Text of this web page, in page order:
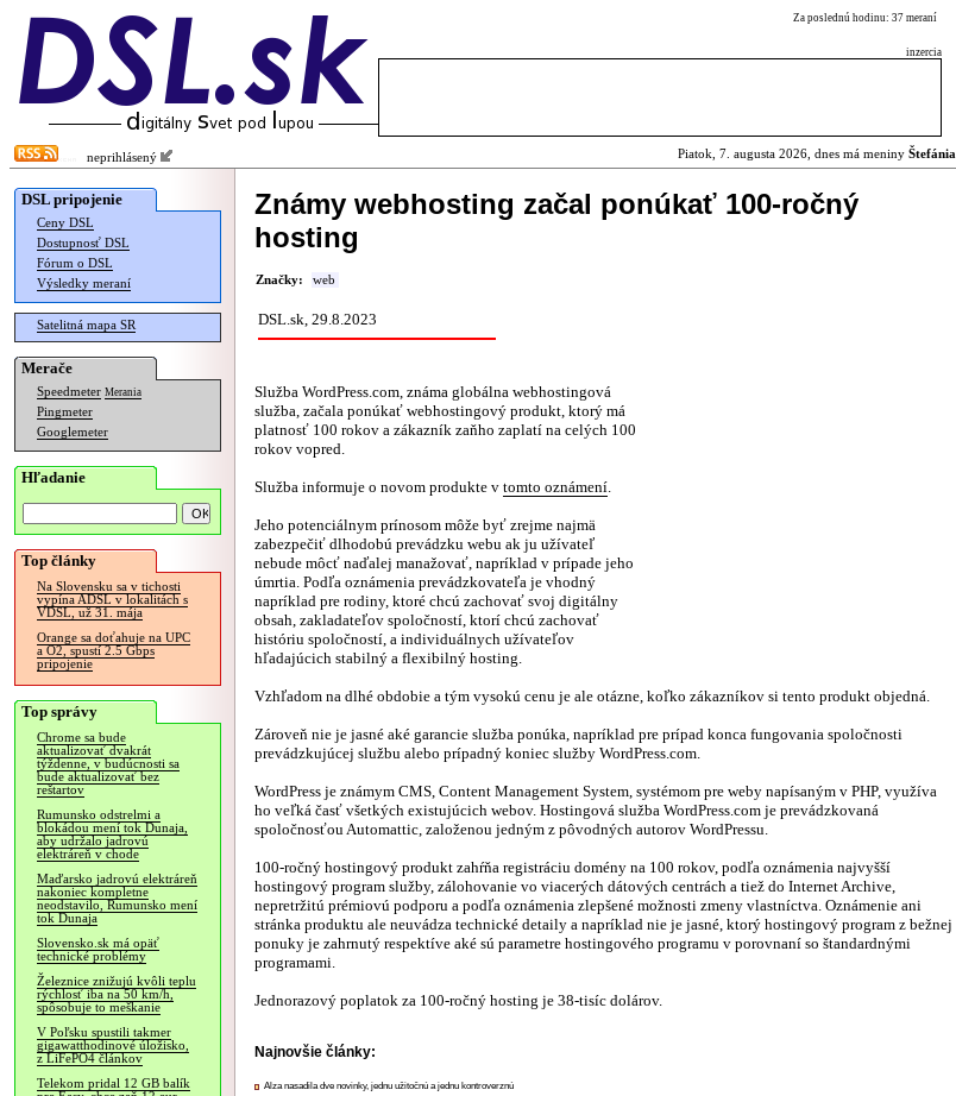
Za poslednú hodinu: 37 meraní
inzercia
neprihlásený Piatok, 7. augusta 2026, dnes má meniny Štefánia
DSL pripojenie
Ceny DSL
Dostupnosť DSL
Fórum o DSL
Výsledky meraní
Satelitná mapa SR
Merače
Speedmeter Merania
Pingmeter
Googlemeter
Hľadanie
Top články
Na Slovensku sa v tichosti
vypína ADSL v lokalitách s
VDSL, už 31. mája
Orange sa doťahuje na UPC
a O2, spustí 2.5 Gbps
pripojenie
Top správy
Chrome sa bude
aktualizovať dvakrát
týždenne, v budúcnosti sa
bude aktualizovať bez
reštartov
Rumunsko odstrelmi a
blokádou mení tok Dunaja,
aby udržalo jadrovú
elektráreň v chode
Maďarsko jadrovú elektráreň
nakoniec kompletne
neodstavilo, Rumunsko mení
tok Dunaja
Slovensko.sk má opäť
technické problémy
Železnice znižujú kvôli teplu
rýchlosť iba na 50 km/h,
spôsobuje to meškanie
V Poľsku spustili takmer
gigawatthodinové úložisko,
z LiFePO4 článkov
Telekom pridal 12 GB balík
Známy webhosting začal ponúkať 100-ročný
hosting
Značky: web
DSL.sk, 29.8.2023
Služba WordPress.com, známa globálna webhostingová
služba, začala ponúkať webhostingový produkt, ktorý má
platnosť 100 rokov a zákazník zaňho zaplatí na celých 100
rokov vopred.
Služba informuje o novom produkte v tomto oznámení.
Jeho potenciálnym prínosom môže byť zrejme najmä
zabezpečiť dlhodobú prevádzku webu ak ju užívateľ
nebude môcť naďalej manažovať, napríklad v prípade jeho
úmrtia. Podľa oznámenia prevádzkovateľa je vhodný
napríklad pre rodiny, ktoré chcú zachovať svoj digitálny
obsah, zakladateľov spoločností, ktorí chcú zachovať
históriu spoločností, a individuálnych užívateľov
hľadajúcich stabilný a flexibilný hosting.
Vzhľadom na dlhé obdobie a tým vysokú cenu je ale otázne, koľko zákazníkov si tento produkt objedná.
Zároveň nie je jasné aké garancie služba ponúka, napríklad pre prípad konca fungovania spoločnosti
prevádzkujúcej službu alebo prípadný koniec služby WordPress.com.
WordPress je známym CMS, Content Management System, systémom pre weby napísaným v PHP, využíva
ho veľká časť všetkých existujúcich webov. Hostingová služba WordPress.com je prevádzkovaná
spoločnosťou Automattic, založenou jedným z pôvodných autorov WordPressu.
100-ročný hostingový produkt zahŕňa registráciu domény na 100 rokov, podľa oznámenia najvyšší
hostingový program služby, zálohovanie vo viacerých dátových centrách a tiež do Internet Archive,
nepretržitú prémiovú podporu a podľa oznámenia zlepšené možnosti zmeny vlastníctva. Oznámenie ani
stránka produktu ale neuvádza technické detaily a napríklad nie je jasné, ktorý hostingový program z bežnej
ponuky je zahrnutý respektíve aké sú parametre hostingového programu v porovnaní so štandardnými
programami.
Jednorazový poplatok za 100-ročný hosting je 38-tisíc dolárov.
Najnovšie články:
Alza nasadila dve novinky, jednu užitočnú a jednu kontroverznú